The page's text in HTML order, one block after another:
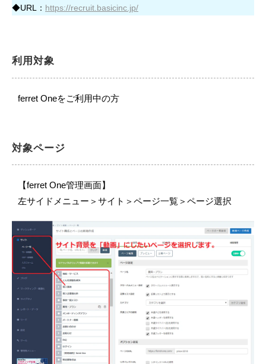
◆URL： https://recruit.basicinc.jp/
利用対象
ferret Oneをご利用中の方
対象ページ
【ferret One管理画面】
左サイドメニュー＞サイト＞ページ一覧＞ページ選択